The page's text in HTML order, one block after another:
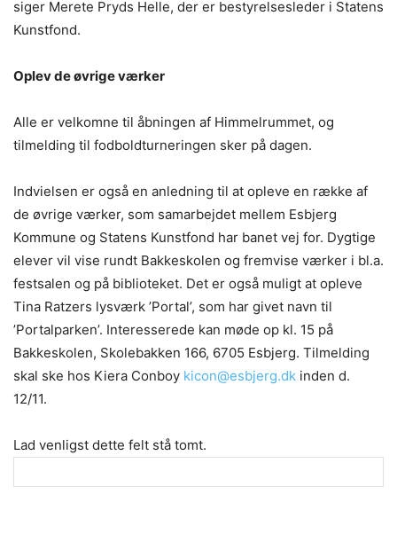
siger Merete Pryds Helle, der er bestyrelsesleder i Statens
Kunstfond.
Oplev de øvrige værker
Alle er velkomne til åbningen af Himmelrummet, og
tilmelding til fodboldturneringen sker på dagen.
Indvielsen er også en anledning til at opleve en række af
de øvrige værker, som samarbejdet mellem Esbjerg
Kommune og Statens Kunstfond har banet vej for. Dygtige
elever vil vise rundt Bakkeskolen og fremvise værker i bl.a.
festsalen og på biblioteket. Det er også muligt at opleve
Tina Ratzers lysværk ’Portal’, som har givet navn til
’Portalparken’. Interesserede kan møde op kl. 15 på
Bakkeskolen, Skolebakken 166, 6705 Esbjerg. Tilmelding
skal ske hos Kiera Conboy kicon@esbjerg.dk inden d.
12/11.
Lad venligst dette felt stå tomt.